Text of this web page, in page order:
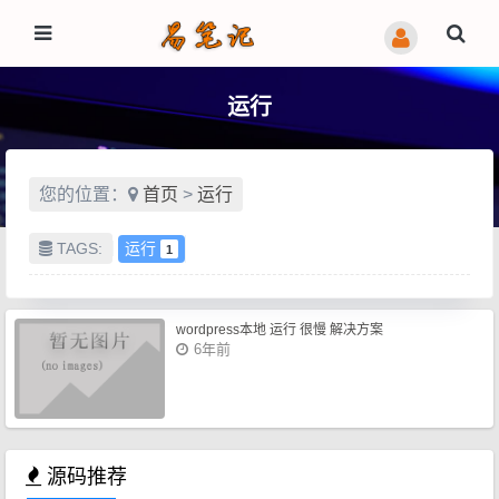
运行
您的位置： 首页 > 运行
TAGS: 运行 1
wordpress本地 运行 很慢 解决方案
6年前
源码推荐